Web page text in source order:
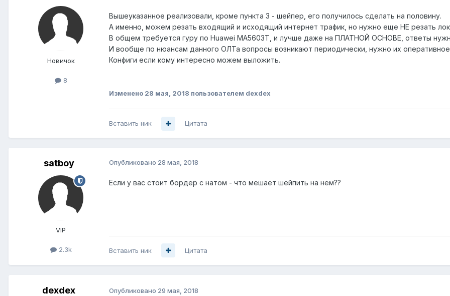
Новичок
8
Вышеуказанное реализовали, кроме пункта 3 - шейпер, его получилось сделать на половину.
А именно, можем резать входящий и исходящий интернет трафик, но нужно еще НЕ резать
В общем требуется гуру по Huawei MA5603T, и лучше даже на ПЛАТНОЙ ОСНОВЕ, ответы
И вообще по нюансам данного ОЛТа вопросы возникают периодически, нужно их
Конфиги если кому интересно можем выложить.
Изменено 28 мая, 2018 пользователем dexdex
Вставить ник Цитата
satboy
VIP
2.3k
Опубликовано 28 мая, 2018
Если у вас стоит бордер с натом - что мешает шейпить на нем??
Вставить ник Цитата
dexdex Опубликовано 29 мая, 2018